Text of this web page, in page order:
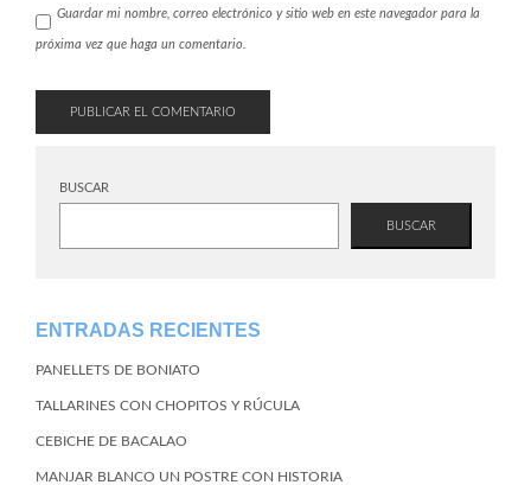
Guardar mi nombre, correo electrónico y sitio web en este navegador para la
próxima vez que haga un comentario.
BUSCAR
BUSCAR
ENTRADAS RECIENTES
PANELLETS DE BONIATO
TALLARINES CON CHOPITOS Y RÚCULA
CEBICHE DE BACALAO
MANJAR BLANCO UN POSTRE CON HISTORIA